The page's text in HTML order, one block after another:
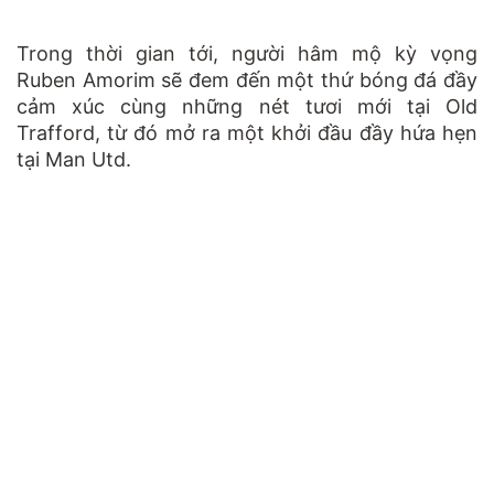
Trong thời gian tới, người hâm mộ kỳ vọng
Ruben Amorim sẽ đem đến một thứ bóng đá đầy
cảm xúc cùng những nét tươi mới tại Old
Trafford, từ đó mở ra một khởi đầu đầy hứa hẹn
tại Man Utd.